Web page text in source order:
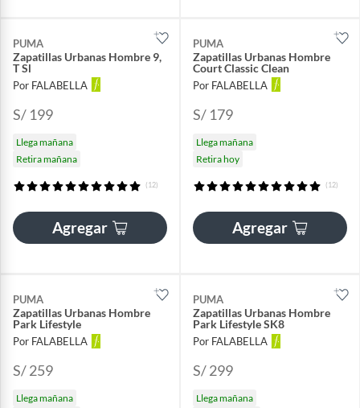
PUMA
Zapatillas Urbanas Hombre 9,
T Sl
Por FALABELLA
S/ 199
Llega mañana
Retira mañana
(12)
Agregar
PUMA
Zapatillas Urbanas Hombre
Court Classic Clean
Por FALABELLA
S/ 179
Llega mañana
Retira hoy
(12)
Agregar
PUMA
Zapatillas Urbanas Hombre
Park Lifestyle
Por FALABELLA
S/ 259
Llega mañana
PUMA
Zapatillas Urbanas Hombre
Park Lifestyle SK8
Por FALABELLA
S/ 299
Llega mañana